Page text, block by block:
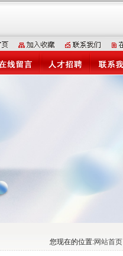
您现在的位置:网站首页